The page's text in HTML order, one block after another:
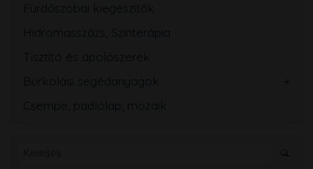
Fürdőszobai kiegészítők
Hidromasszázs, Színterápia
Tisztító és ápolószerek
Burkolási segédanyagok
Csempe, padlólap, mozaik